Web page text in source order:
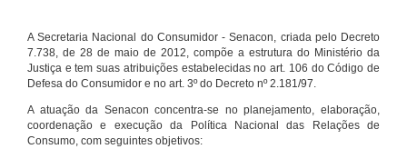
A Secretaria Nacional do Consumidor - Senacon, criada pelo Decreto
7.738, de 28 de maio de 2012, compõe a estrutura do Ministério da
Justiça e tem suas atribuições estabelecidas no art. 106 do Código de
Defesa do Consumidor e no art. 3º do Decreto nº 2.181/97.
A atuação da Senacon concentra-se no planejamento, elaboração,
coordenação e execução da Política Nacional das Relações de
Consumo, com seguintes objetivos: